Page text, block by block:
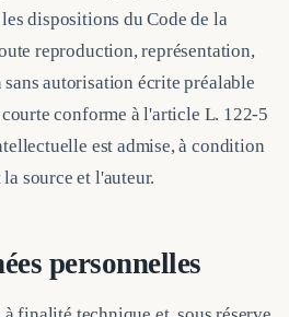
dispositions du Code de la
reproduction, représentation,
autorisation écrite préalable
conforme à l'article L. 122-5
est admise, à condition
source et l'auteur.
personnelles